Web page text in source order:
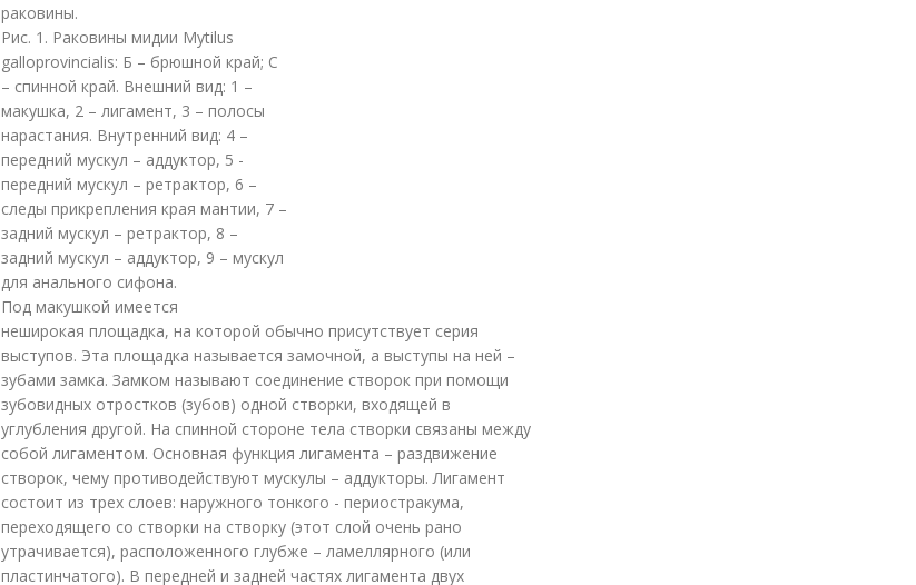
раковины.
Рис. 1. Раковины мидии Mytilus
galloprovincialis: Б – брюшной край; С
– спинной край. Внешний вид: 1 –
макушка, 2 – лигамент, 3 – полосы
нарастания. Внутренний вид: 4 –
передний мускул – аддуктор, 5 -
передний мускул – ретрактор, 6 –
следы прикрепления края мантии, 7 –
задний мускул – ретрактор, 8 –
задний мускул – аддуктор, 9 – мускул
для анального сифона.
Под макушкой имеется
неширокая площадка, на которой обычно присутствует серия
выступов. Эта площадка называется замочной, а выступы на ней –
зубами замка. Замком называют соединение створок при помощи
зубовидных отростков (зубов) одной створки, входящей в
углубления другой. На спинной стороне тела створки связаны между
собой лигаментом. Основная функция лигамента – раздвижение
створок, чему противодействуют мускулы – аддукторы. Лигамент
состоит из трех слоев: наружного тонкого - периостракума,
переходящего со створки на створку (этот слой очень рано
утрачивается), расположенного глубже – ламеллярного (или
пластинчатого). В передней и задней частях лигамента двух